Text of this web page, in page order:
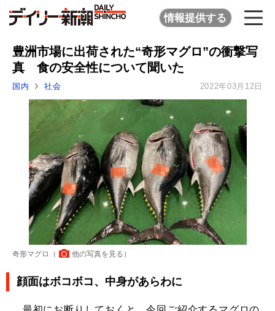
情報提供する
豊洲市場に出荷された“奇形マグロ”の衝撃写
真 食の安全性について聞いた
国内 社会 2022年03月12日
奇形マグロ（ 他の写真を見る ）
顔面はボコボコ、中身があらわに